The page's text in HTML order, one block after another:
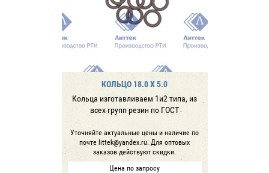
КОЛЬЦО 18.0 X 5.0
Кольца изготавливаем 1и2 типа, из
всех групп резин по ГОСТ
Уточняйте актуальные цены и наличие по
почте littek@yandex.ru. Для оптовых
заказов действуют скидки.
Цена по запросу